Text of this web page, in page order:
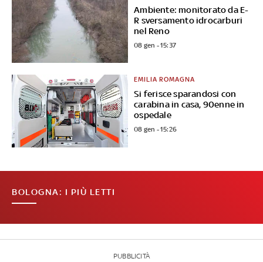
Ambiente: monitorato da E-
R sversamento idrocarburi
nel Reno
08 gen - 15:37
Si ferisce sparandosi con
carabina in casa, 90enne in
ospedale
EMILIA ROMAGNA
08 gen - 15:26
BOLOGNA: I PIÙ LETTI
PUBBLICITÀ